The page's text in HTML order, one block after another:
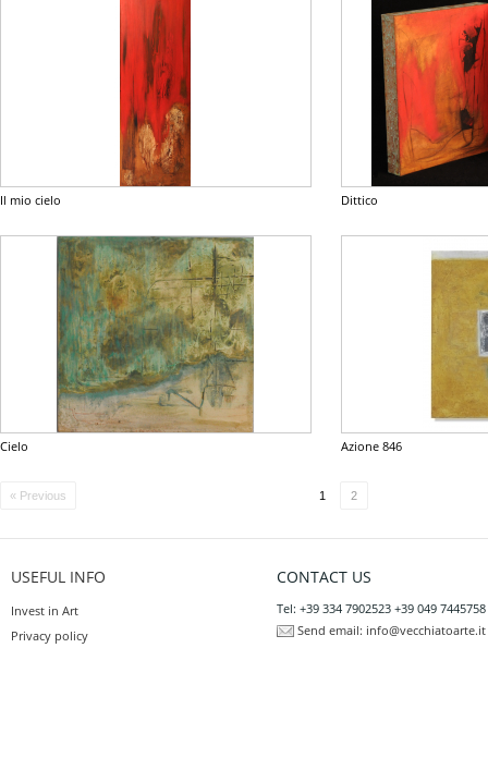
Il mio cielo Dittico
Cielo Azione 846
« Previous 1 2
USEFUL INFO
Invest in Art
Privacy policy
CONTACT US
Tel: +39 334 7902523 +39 049 7445758
Send email: info@vecchiatoarte.it